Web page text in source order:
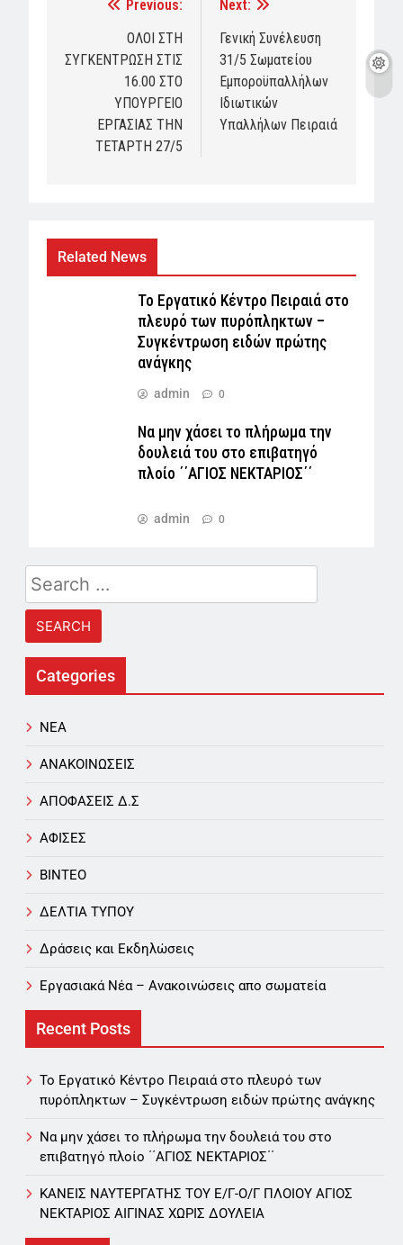
navigation
Previous:
ΟΛΟΙ ΣΤΗ
ΣΥΓΚΕΝΤΡΩΣΗ ΣΤΙΣ
16.00 ΣΤΟ
ΥΠΟΥΡΓΕΙΟ
ΕΡΓΑΣΙΑΣ ΤΗΝ
ΤΕΤΑΡΤΗ 27/5
Next:
Γενική Συνέλευση
31/5 Σωματείου
Εμποροϋπαλλήλων
Ιδιωτικών
Υπαλλήλων Πειραιά
Related News
Το Εργατικό Κέντρο Πειραιά στο
πλευρό των πυρόπληκτων –
Συγκέντρωση ειδών πρώτης
ανάγκης
admin 0
Να μην χάσει το πλήρωμα την
δουλειά του στο επιβατηγό
πλοίο ΄΄ΑΓΙΟΣ ΝΕΚΤΑΡΙΟΣ΄΄
admin 0
Search
for:
Categories
NEA
ΑΝΑΚΟΙΝΩΣΕΙΣ
ΑΠΟΦΑΣΕΙΣ Δ.Σ
ΑΦΙΣΕΣ
ΒΙΝΤΕΟ
ΔΕΛΤΙΑ ΤΥΠΟΥ
Δράσεις και Εκδηλώσεις
Εργασιακά Νέα – Aνακοινώσεις απο σωματεία
Recent Posts
Το Εργατικό Κέντρο Πειραιά στο πλευρό των
πυρόπληκτων – Συγκέντρωση ειδών πρώτης ανάγκης
Να μην χάσει το πλήρωμα την δουλειά του στο
επιβατηγό πλοίο ΄΄ΑΓΙΟΣ ΝΕΚΤΑΡΙΟΣ΄΄
ΚΑΝΕΙΣ ΝΑΥΤΕΡΓΑΤΗΣ TOY Ε/Γ-Ο/Γ ΠΛΟΙΟY ΑΓΙΟΣ
ΝΕΚΤΑΡΙΟΣ ΑΙΓΙΝΑΣ ΧΩΡΙΣ ΔΟΥΛΕΙΑ